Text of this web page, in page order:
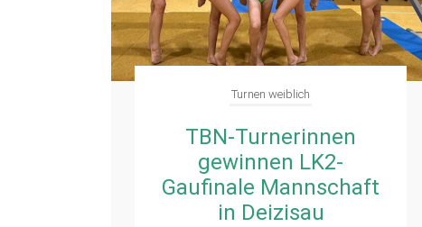
Turnen weiblich
TBN-Turnerinnen
gewinnen LK2-
Gaufinale Mannschaft
in Deizisau